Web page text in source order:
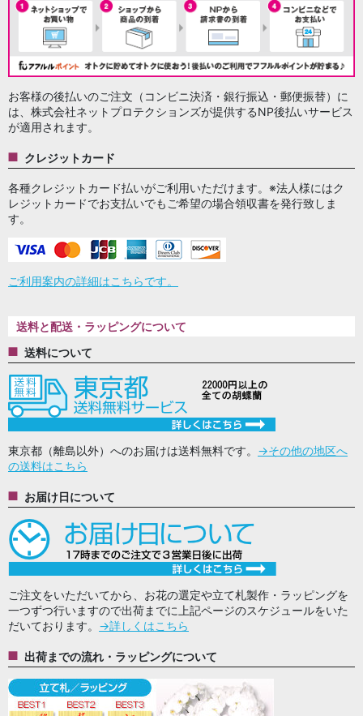
お客様の後払いのご注文（コンビニ決済・銀行振込・郵便振替）に
は、株式会社ネットプロテクションズが提供するNP後払いサービス
が適用されます。
クレジットカード
各種クレジットカード払いがご利用いただけます。※法人様にはク
レジットカードでお支払いでもご希望の場合領収書を発行致しま
す。
ご利用案内の詳細はこちらです。
送料と配送・ラッピングについて
送料について
東京都（離島以外）へのお届けは送料無料です。 →その他の地区へ
の送料はこちら
お届け日について
ご注文をいただいてから、お花の選定や立て札製作・ラッピングを
一つずつ行いますので出荷までに上記ページのスケジュールをいた
だいております。 →詳しくはこちら
出荷までの流れ・ラッピングについて